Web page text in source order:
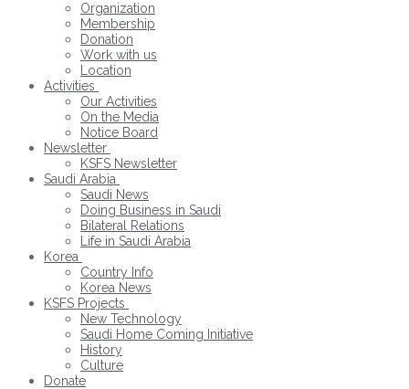
Organization
Membership
Donation
Work with us
Location
Activities
Our Activities
On the Media
Notice Board
Newsletter
KSFS Newsletter
Saudi Arabia
Saudi News
Doing Business in Saudi
Bilateral Relations
Life in Saudi Arabia
Korea
Country Info
Korea News
KSFS Projects
New Technology
Saudi Home Coming Initiative
History
Culture
Donate